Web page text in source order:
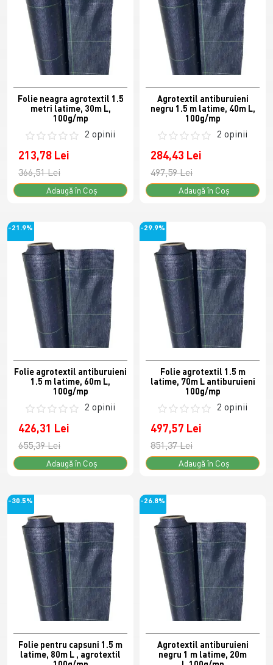
Folie neagra agrotextil 1.5
metri latime, 30m L,
100g/mp
2 opinii
213,78 Lei
366,51 Lei
Adaugă în Coş
Agrotextil antiburuieni
negru 1.5 m latime, 40m L,
100g/mp
2 opinii
284,43 Lei
497,59 Lei
Adaugă în Coş
-21.9%
Folie agrotextil antiburuieni
1.5 m latime, 60m L,
100g/mp
2 opinii
426,31 Lei
655,39 Lei
Adaugă în Coş
-29.9%
Folie agrotextil 1.5 m
latime, 70m L antiburuieni
100g/mp
2 opinii
497,57 Lei
851,37 Lei
Adaugă în Coş
-30.5%
Folie pentru capsuni 1.5 m
latime, 80m L , agrotextil
-26.8%
Agrotextil antiburuieni
negru 1 m latime, 20m